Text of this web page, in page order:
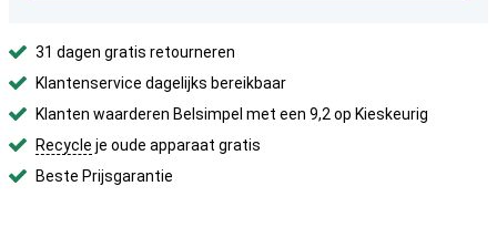
31 dagen gratis retourneren
Klantenservice dagelijks bereikbaar
Klanten waarderen Belsimpel met een 9,2 op Kieskeurig
Recycle je oude apparaat gratis
Beste Prijsgarantie